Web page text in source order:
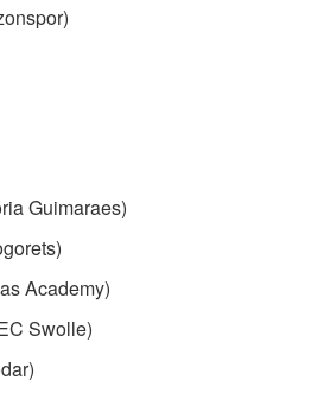
Guimaraes)
Academy)
Swolle)